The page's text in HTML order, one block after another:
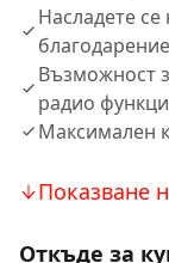
Насладете се
Възможност
радио
Максимален
Показване
Откъде за